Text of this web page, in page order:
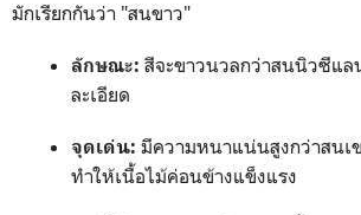
มักเรียกกันว่า "สนขาว"
ลักษณะ: สีจะขาวนวลกว่าสนนิวซีแล
ละเอียด
จุดเด่น: มีความหนาแน่นสูงกว่าสนเ
ทำให้เนื้อไม้ค่อนข้างแข็งแรง